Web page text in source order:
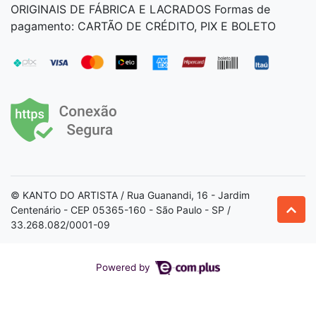
ORIGINAIS DE FÁBRICA E LACRADOS Formas de
pagamento: CARTÃO DE CRÉDITO, PIX E BOLETO
© KANTO DO ARTISTA / Rua Guanandi, 16 - Jardim
Centenário - CEP 05365-160 - São Paulo - SP /
33.268.082/0001-09
Powered by